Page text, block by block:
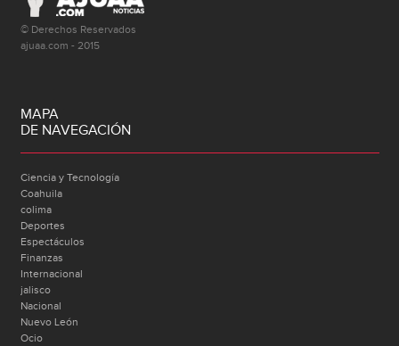
© Derechos Reservados
ajuaa.com - 2015
MAPA
DE NAVEGACIÓN
Ciencia y Tecnología
Coahuila
colima
Deportes
Espectáculos
Finanzas
Internacional
jalisco
Nacional
Nuevo León
Ocio